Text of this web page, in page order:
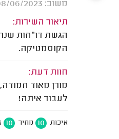
משוב: 08/06/2023
תיאור השירות:
הגשת דו"חות
הקוסמטיקה.
חוות דעת:
מורן מאוד
לעבוד איתה!
איכות 10 מחיר 10